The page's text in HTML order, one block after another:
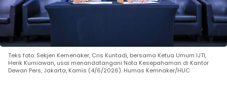
Teks foto: Sekjen Kemenaker, Cris Kuntadi, bersama Ketua Umum IJTI,
Herik Kurniawan, usai menandatangani Nota Kesepahaman di Kantor
Dewan Pers, Jakarta, Kamis (4/6/2026). Humas Kemnaker/HUC